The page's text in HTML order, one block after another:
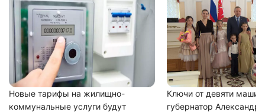
Новые тарифы на жилищно-
коммунальные услуги будут
Ключи от девяти машин
губернатор Александр